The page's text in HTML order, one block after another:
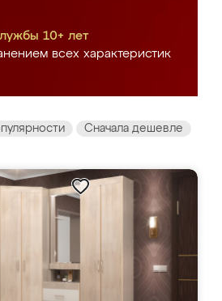
10+ лет
всех характеристик
Сначала дешевле